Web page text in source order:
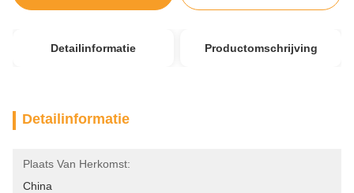
Detailinformatie Productomschrijving
Detailinformatie
Plaats Van Herkomst:
China